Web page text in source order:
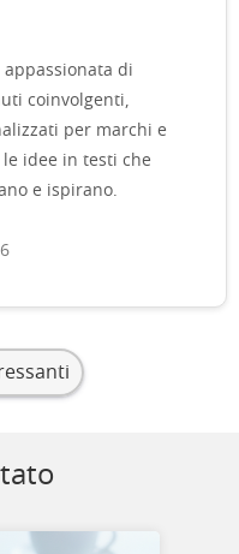
di
coinvolgenti,
per marchi e
idee in testi che
e ispirano.